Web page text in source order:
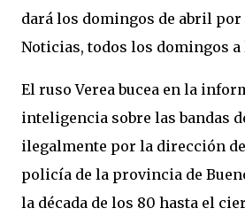
dará los domingos de abril por
Noticias, todos los domingos a
El ruso Verea bucea en la
inteligencia sobre las bandas
ilegalmente por la dirección
policía de la provincia de
la década de los 80 hasta el